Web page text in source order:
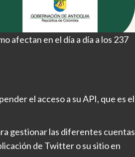
afectan en el día a día a los 237
el acceso a su API, que es el
gestionar las diferentes cuentas
de Twitter o su sitio en